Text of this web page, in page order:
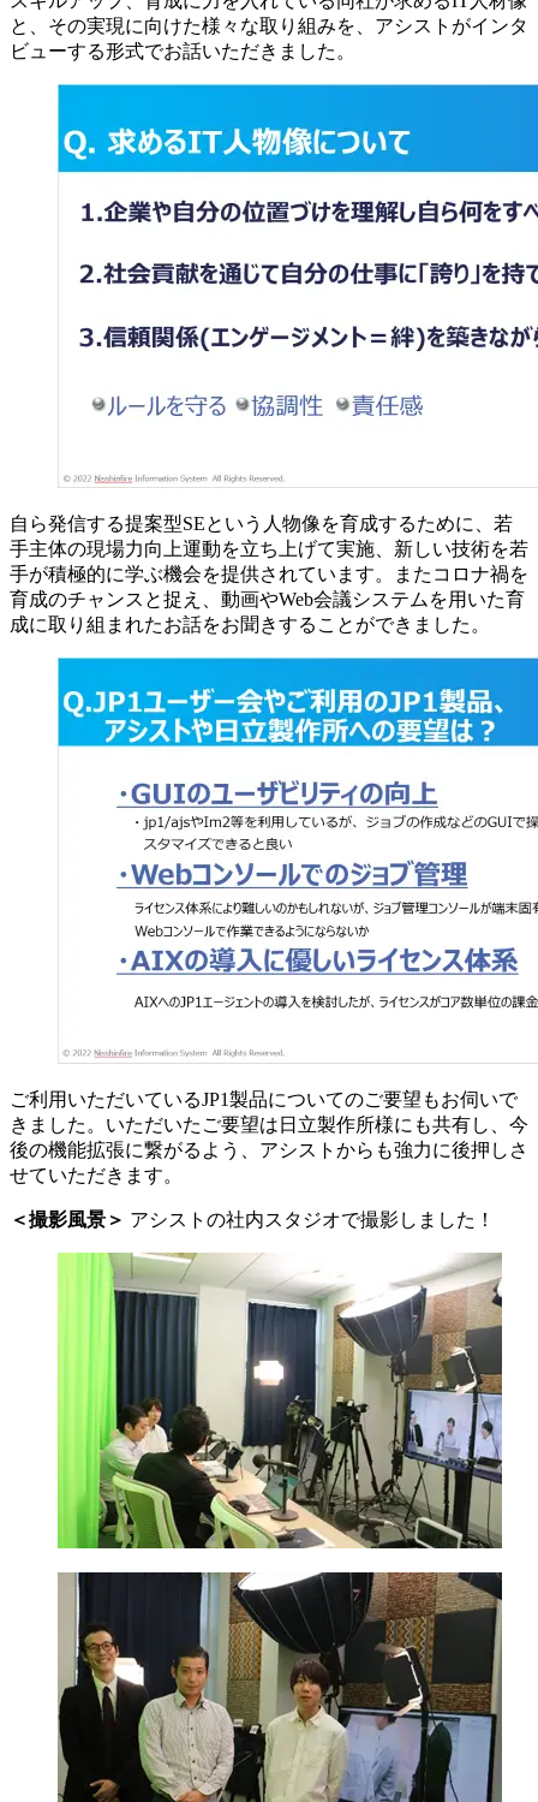
と、その実現に向けた様々な取り組みを、アシストがインタ
ビューする形式でお話いただきました。
自ら発信する提案型SEという人物像を育成するために、若
手主体の現場力向上運動を立ち上げて実施、新しい技術を若
手が積極的に学ぶ機会を提供されています。またコロナ禍を
育成のチャンスと捉え、動画やWeb会議システムを用いた育
成に取り組まれたお話をお聞きすることができました。
ご利用いただいているJP1製品についてのご要望もお伺いで
きました。いただいたご要望は日立製作所様にも共有し、今
後の機能拡張に繋がるよう、アシストからも強力に後押しさ
せていただきます。
＜撮影風景＞ アシストの社内スタジオで撮影しました！